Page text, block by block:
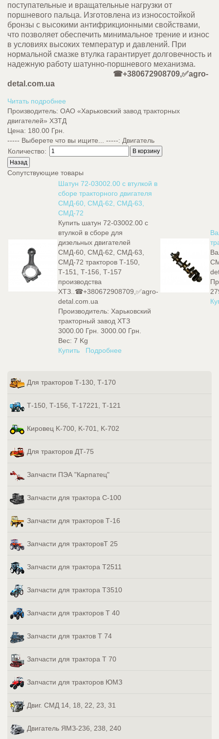
поступательные и вращательные нагрузки от
поршневого пальца. Изготовлена из износостойкой
бронзы с высокими антифрикционными свойствами,
что позволяет обеспечить минимальное трение и износ
в условиях высоких температур и давлений. При
нормальной смазке втулка гарантирует долговечность и
надежную работу шатунно-поршневого механизма.
☎+380672908709,✅agro-
detal.com.ua
Читать подробнее
Производитель: ОАО «Харьковский завод тракторных
двигателей» ХЗТД
Цена: 180.00 Грн.
----- Выберете что вы ищите... -----: Двигатель
Количество:
Сопутствующие товары
Шатун 72-03002.00 с втулкой в
сборе тракторного двигателя
СМД-60, СМД-62, СМД-63,
СМД-72
Купить шатун 72-03002.00 с
втулкой в сборе для
дизельных двигателей
СМД-60, СМД-62, СМД-63,
СМД-72 тракторов Т-150,
Т-151, Т-156, Т-157
производства
ХТЗ..☎+380672908709,✅agro-
detal.com.ua
Производитель: Харьковский
тракторный завод ХТЗ
3000.00 Грн. 3000.00 Грн.
Вес: 7 Kg
Купить
Подробнее
Для тракторов Т-130, Т-170
Т-150, Т-156, Т-17221, Т-121
Кировец K-700, K-701, K-702
Для тракторов ДТ-75
Запчасти ПЭА "Карпатец"
Запчасти для трактора С-100
Запчасти для тракторов Т-16
Запчасти для тракторовТ 25
Запчасти для трактора Т2511
Запчасти для трактора Т3510
Запчасти для тракторов Т 40
Запчасти для трактов Т 74
Запчасти для трактора Т 70
Запчасти для тракторов ЮМЗ
Двиг. СМД 14, 18, 22, 23, 31
Двигатель ЯМЗ-236, 238, 240